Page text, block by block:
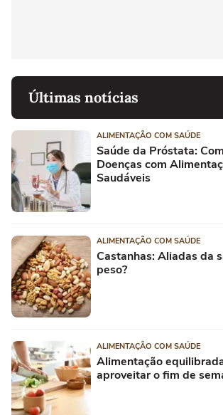
Últimas notícias
ALIMENTAÇÃO COM SAÚDE
Saúde da Próstata:
Doenças com
Saudáveis
ALIMENTAÇÃO COM SAÚDE
Castanhas: Aliadas da
peso?
ALIMENTAÇÃO COM SAÚDE
Alimentação
aproveitar o fim de